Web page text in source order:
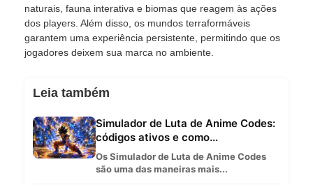
naturais, fauna interativa e biomas que reagem às ações
dos players. Além disso, os mundos terraformáveis
garantem uma experiência persistente, permitindo que os
jogadores deixem sua marca no ambiente.
Leia também
Simulador de Luta de Anime Codes:
códigos ativos e como...
Os Simulador de Luta de Anime Codes
são uma das maneiras mais...